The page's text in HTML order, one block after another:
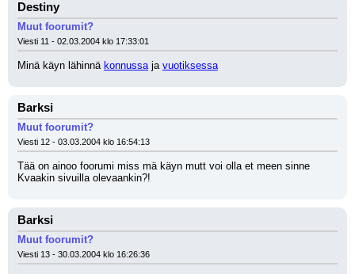
Destiny
Muut foorumit?
Viesti 11 - 02.03.2004 klo 17:33:01
Minä käyn lähinnä konnussa ja vuotiksessa
Barksi
Muut foorumit?
Viesti 12 - 03.03.2004 klo 16:54:13
Tää on ainoo foorumi miss mä käyn mutt voi olla et meen sinne
Kvaakin sivuilla olevaankin?!
Barksi
Muut foorumit?
Viesti 13 - 30.03.2004 klo 16:26:36